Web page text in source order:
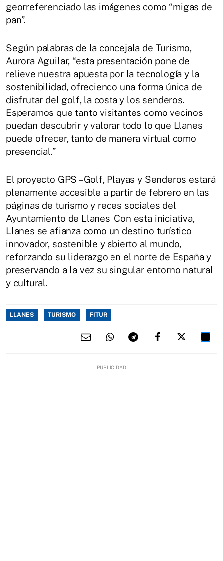
georreferenciado las imágenes como “migas de
pan”.
Según palabras de la concejala de Turismo,
Aurora Aguilar, “esta presentación pone de
relieve nuestra apuesta por la tecnología y la
sostenibilidad, ofreciendo una forma única de
disfrutar del golf, la costa y los senderos.
Esperamos que tanto visitantes como vecinos
puedan descubrir y valorar todo lo que Llanes
puede ofrecer, tanto de manera virtual como
presencial.”
El proyecto GPS – Golf, Playas y Senderos estará
plenamente accesible a partir de febrero en las
páginas de turismo y redes sociales del
Ayuntamiento de Llanes. Con esta iniciativa,
Llanes se afianza como un destino turístico
innovador, sostenible y abierto al mundo,
reforzando su liderazgo en el norte de España y
preservando a la vez su singular entorno natural
y cultural.
LLANES TURISMO FITUR